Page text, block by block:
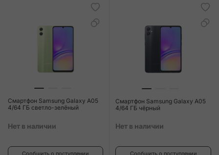
Смартфон Samsung Galaxy A05
4/64 ГБ светло-зелёный
Нет в наличии
Сообщить о поступлении
Смартфон Samsung Galaxy A05
4/64 ГБ чёрный
Нет в наличии
Сообщить о поступлении